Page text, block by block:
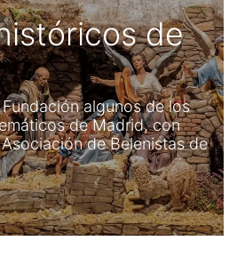
de
algunos de los
de Madrid, con
de Belenistas de